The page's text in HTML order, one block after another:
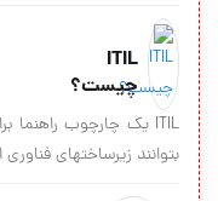
ITIL
چیست؟
بتوانند زیرساختهای فناوری